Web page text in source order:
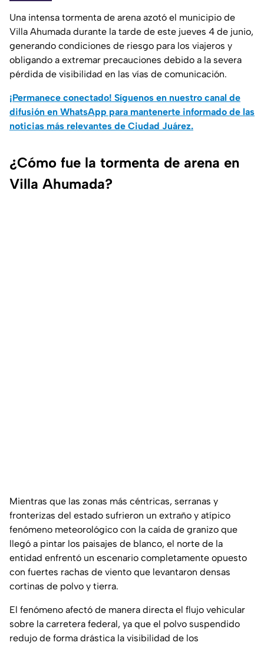
Una intensa tormenta de arena azotó el municipio de
Villa Ahumada durante la tarde de este jueves 4 de junio,
generando condiciones de riesgo para los viajeros y
obligando a extremar precauciones debido a la severa
pérdida de visibilidad en las vías de comunicación.
¡Permanece conectado! Síguenos en nuestro canal de
difusión en WhatsApp para mantenerte informado de las
noticias más relevantes de Ciudad Juárez.
¿Cómo fue la tormenta de arena en
Villa Ahumada?
Mientras que las zonas más céntricas, serranas y
fronterizas del estado sufrieron un extraño y atípico
fenómeno meteorológico con la caída de granizo que
llegó a pintar los paisajes de blanco, el norte de la
entidad enfrentó un escenario completamente opuesto
con fuertes rachas de viento que levantaron densas
cortinas de polvo y tierra.
El fenómeno afectó de manera directa el flujo vehicular
sobre la carretera federal, ya que el polvo suspendido
redujo de forma drástica la visibilidad de los